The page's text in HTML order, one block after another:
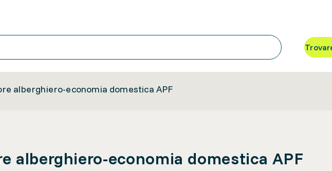
alberghiero-economia domestica APF
alberghiero-economia domestica APF